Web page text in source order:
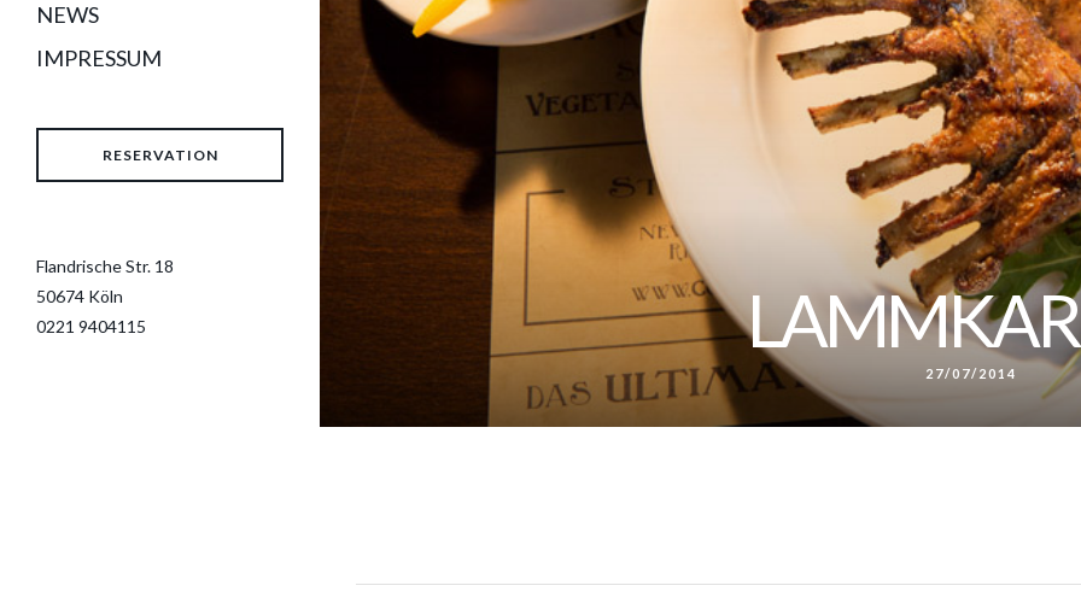
NEWS
IMPRESSUM
RESERVATION
Flandrische Str. 18
50674 Köln
0221 9404115
27/07/2014